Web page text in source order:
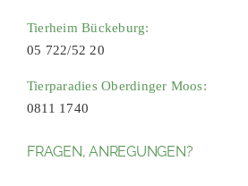
Tierheim Bückeburg:
05 722/52 20
Tierparadies Oberdinger Moos:
0811 1740
FRAGEN, ANREGUNGEN?